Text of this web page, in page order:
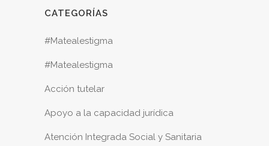
CATEGORÍAS
#Matealestigma
#Matealestigma
Acción tutelar
Apoyo a la capacidad jurídica
Atención Integrada Social y Sanitaria